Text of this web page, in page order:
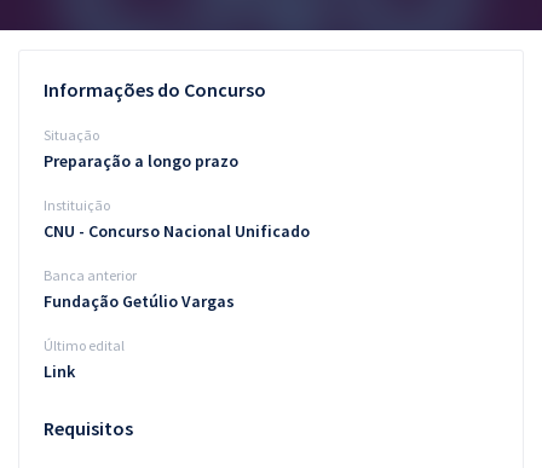
OAB
Conteúdo gratuito
Blog
Informações do Concurso
Situação
Preparação a longo prazo
Instituição
CNU - Concurso Nacional Unificado
Banca anterior
Fundação Getúlio Vargas
Último edital
Link
Requisitos